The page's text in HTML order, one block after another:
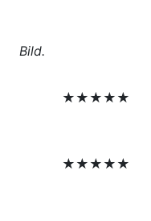
Bild.
★★★★★
★★★★★